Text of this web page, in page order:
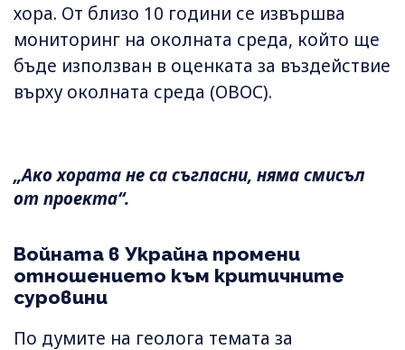
хора. От близо 10 години се извършва
мониторинг на околната среда, който ще
бъде използван в оценката за въздействие
върху околната среда (ОВОС).
„Ако хората не са съгласни, няма смисъл
от проекта“.
Войната в Украйна промени
отношението към критичните
суровини
По думите на геолога темата за